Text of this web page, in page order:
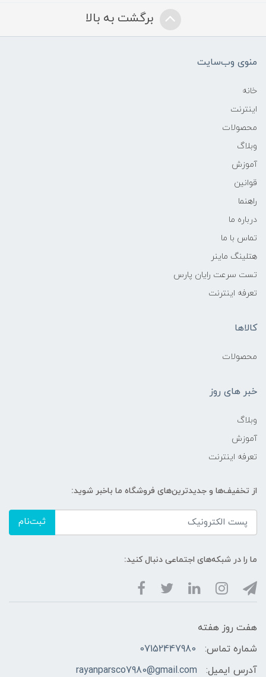
برگشت به بالا
منوی وب‌سایت
خانه
اینترنت
محصولات
وبلاگ
آموزش
قوانین
راهنما
درباره ما
تماس با ما
هتلینگ ماینر
تست سرعت رایان پارس
تعرفه اینترنت
کالاها
محصولات
خبر های روز
وبلاگ
آموزش
تعرفه اینترنت
از تخفیف‌ها و جدیدترین‌های فروشگاه ما باخبر شوید:
ثبت‌نام
ما را در شبکه‌های اجتماعی دنبال کنید:
هفت روز هفته
شماره تماس:
07152447980
آدرس ایمیل:
rayanparsco7980@gmail.com